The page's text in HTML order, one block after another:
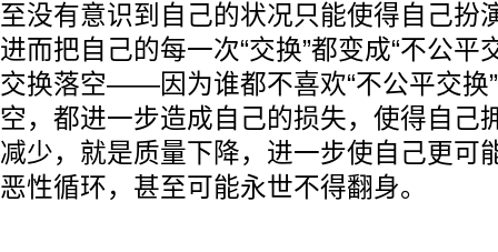
至没有意识到自己的状况只能使得自己扮
进而把自己的每一次“交换”都变成“不公平
交换落空——因为谁都不喜欢“不公平交换
空，都进一步造成自己的损失，使得自己
减少，就是质量下降，进一步使自己更
恶性循环，甚至可能永世不得翻身。